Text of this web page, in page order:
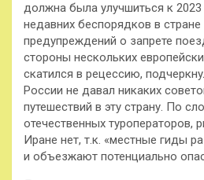
должна была улучшиться к 2023
недавних беспорядков в
предупреждений о запрете
стороны нескольких
скатился в рецессию,
России не давал никаких
путешествий в эту страну. По
отечественных туроператоров,
Иране нет, т.к. «местные гиды
и объезжают потенциально